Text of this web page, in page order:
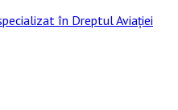
în Dreptul Aviației